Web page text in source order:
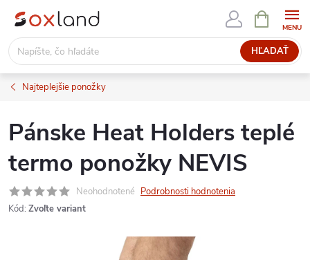
Prejsť
obsah
HĽADAŤ
KOŠÍK
Najteplejšie ponožky
Pánske Heat Holders teplé
termo ponožky NEVIS
Neohodnotené Podrobnosti hodnotenia
Kód: Zvoľte variant